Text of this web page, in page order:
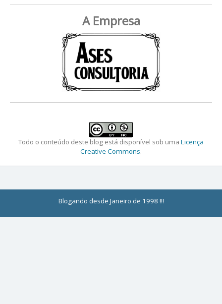
A Empresa
Todo o conteúdo deste blog está disponível sob uma Licença
Creative Commons.
Blogando desde Janeiro de 1998 !!!